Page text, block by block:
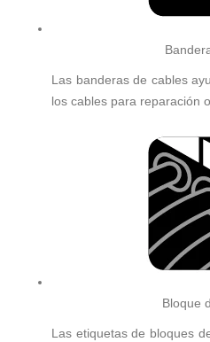
Las banderas de cables
los cables para reparación
Bloque
Las etiquetas de bloques